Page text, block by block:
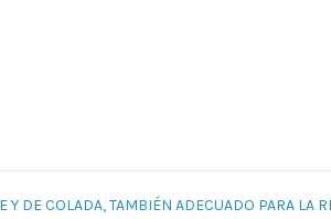
DE COLADA, TAMBIÉN ADECUADO PARA LA